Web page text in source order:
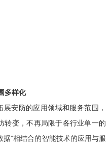
多样化
安防的应用领域和服务范围，
转变，不再局限于各行业单一的
据”相结合的智能技术的应用与服